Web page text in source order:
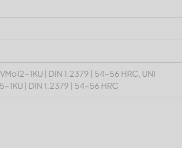
1KU | DIN 1.2379 | 54-56 HRC, UNI
1KU | DIN 1.2379 | 54-56 HRC